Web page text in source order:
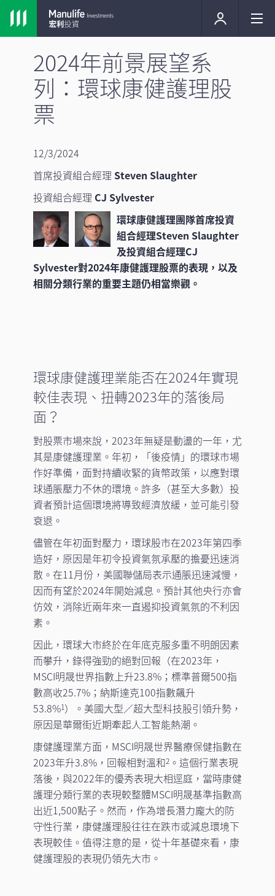
2024年前景展望系
列：環球康健護理股
票
12/3/2024
首席投資組合經理 Steven Slaughter
投資組合經理 CJ Sylvester
環球康健護理團隊首席投資
組合經理Steven Slaughter
及投資組合經理CJ
Sylvester對2024年康健護理股票的表現，以及
相關分類行業的重要主題仍相當樂觀。
環球康健護理業能否在2024年實現
較佳表現、扭轉2023年的落後局
面？
對股票市場來說，2023年無疑是動盪的一年，尤
其是康健護理業。年初，「後疫情」的環球市場
作好準備，面對持續收緊的貨幣政策，以應對環
球通脹壓力不休的環境。許多（甚至大多數）投
資者預計這個環境將導致經濟放緩，並可能引發
衰退。
儘管在年初面對壓力，環球股市在2023年第四季
造好，原因是年初令投資氣氛承壓的擔憂迅速消
散。在11月份，美國聯儲局表示通脹迅速減慢，
因而有望於2024年開始減息。預計其他央行亦會
仿效，消除近兩年來一直遏抑投資氣氛的不利因
素。
因此，環球大市終於在年底克服多重不明朗因素
而攀升，錄得強勁的絕對回報（在2023年，
MSCI明晟世界指數上升23.8%；標準普爾500指
數高收25.7%；納斯達克100指數飆升
53.8%1）。美國大型／超大型科技股引領升勢，
原因是華爾街近期牽起人工智能熱潮。
康健護理業方面，MSCI明晟世界醫療保健指數在
2023年升3.8%，回報相對溫和2。這個行業表現
落後，與2022年的優秀表現大相逕庭，當時康健
護理分類行業的表現較整體MSCI明晟基準指數高
出近1,500點子。然而，作為增長潛力龐大的防
守性行業，康健護理股往往在跌市或減息環境下
表現較佳。值得注意的是，從十年基礎來看，康
健護理股的表現仍領先大市。